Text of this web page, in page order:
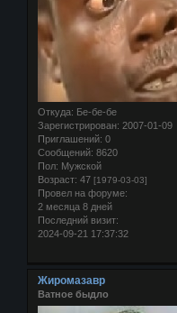
Откуда: Бе-бе-бе
Зарегистрирован: 2007-01-09
Приглашений: 0
Сообщений: 8620
Пол: Мужской
Возраст: 47 [1979-03-03]
Провел на форуме:
2 месяца 8 дней
Последний визит:
2024-09-21 17:37:32
Жиромазавр
Ватное быдло